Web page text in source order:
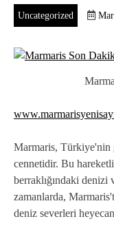
Uncategorized
Marmaris, Türkiye'nin
cennetidir. Bu
berraklığındaki
zamanlarda,
deniz severleri